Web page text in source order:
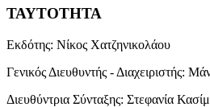
ΤΑΥΤΟΤΗΤΑ
Εκδότης: Νίκος Χατζηνικολάου
Γενικός Διευθυντής - Διαχειριστής:
Διευθύντρια Σύνταξης: Στεφανία